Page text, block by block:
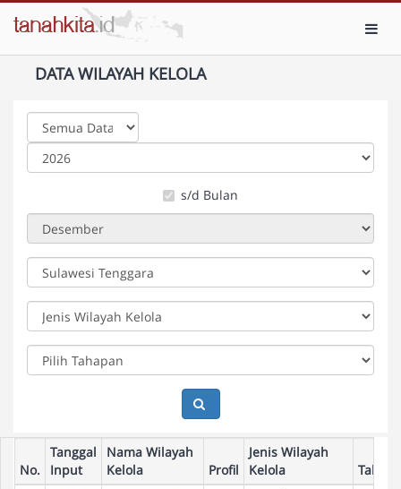
DATA WILAYAH KELOLA
s/d Bulan
No.
Tanggal
Input
Nama Wilayah
Kelola
Profil
Jenis Wilayah
Kelola